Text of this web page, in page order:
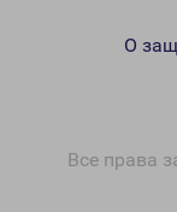
Все права
О